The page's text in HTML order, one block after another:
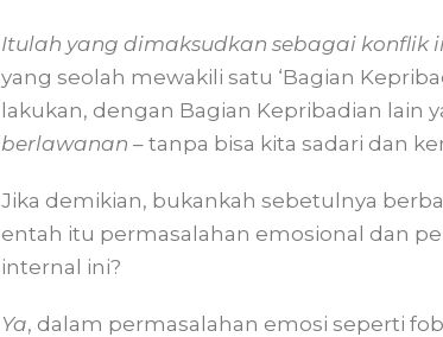
Itulah yang dimaksudkan sebagai konflik
yang seolah mewakili satu ‘Bagian
lakukan, dengan Bagian Kepribadian lain
berlawanan – tanpa bisa kita sadari dan
Jika demikian, bukankah sebetulnya
entah itu permasalahan emosional dan
internal ini?
Ya, dalam permasalahan emosi seperti